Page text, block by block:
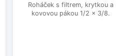
Roháček s filtrem, krytkou a
kovovou pákou 1/2 x 3/8.